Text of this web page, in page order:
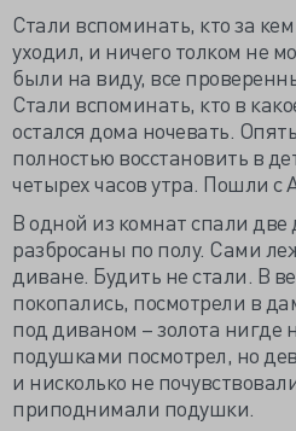
Стали вспоминать, кто за
уходил, и ничего толком не
были на виду, все
Стали вспоминать, кто в
остался дома ночевать.
полностью восстановить в
четырех часов утра. Пошли с
В одной из комнат спали
разбросаны по полу. Сами
диване. Будить не стали. В
покопались, посмотрели в
под диваном – золота нигде
подушками посмотрел, но
и нисколько не
приподнимали подушки.